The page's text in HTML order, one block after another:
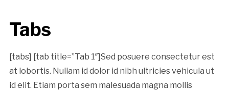
Tabs
[tabs] [tab title=”Tab 1″]Sed posuere consectetur est
at lobortis. Nullam id dolor id nibh ultricies vehicula ut
id elit. Etiam porta sem malesuada magna mollis